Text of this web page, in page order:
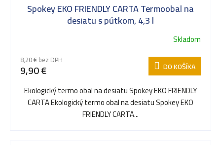
Spokey EKO FRIENDLY CARTA Termoobal na
desiatu s pútkom, 4,3 l
Skladom
8,20 € bez DPH
9,90 € DO KOŠÍKA
Ekologický termo obal na desiatu Spokey EKO FRIENDLY
CARTA Ekologický termo obal na desiatu Spokey EKO
FRIENDLY CARTA...